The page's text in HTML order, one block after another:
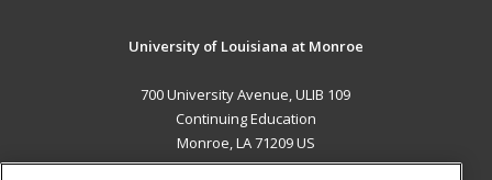
University of Louisiana at Monroe
700 University Avenue, ULIB 109
Continuing Education
Monroe, LA 71209 US